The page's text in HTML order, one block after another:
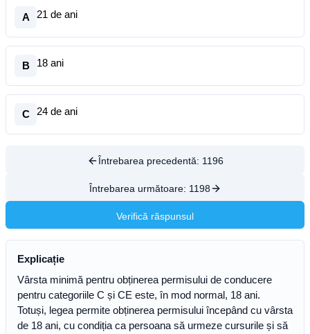
A 21 de ani
B 18 ani
C 24 de ani
Întrebarea precedentă: 1196
Întrebarea următoare: 1198
Verifică răspunsul
Explicație
Vârsta minimă pentru obținerea permisului de conducere
pentru categoriile C și CE este, în mod normal, 18 ani.
Totuși, legea permite obținerea permisului începând cu vârsta
de 18 ani, cu condiția ca persoana să urmeze cursurile și să